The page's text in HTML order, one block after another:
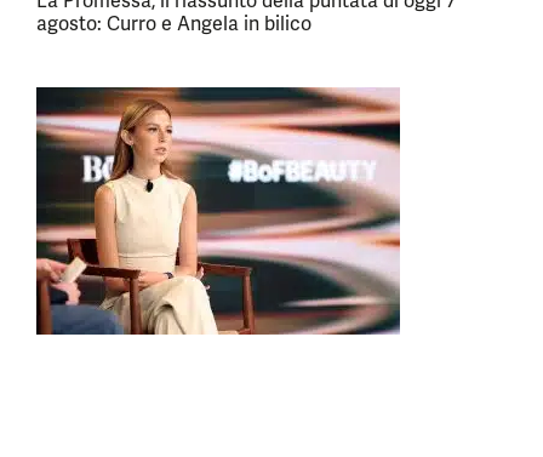
agosto: Curro e Angela in bilico